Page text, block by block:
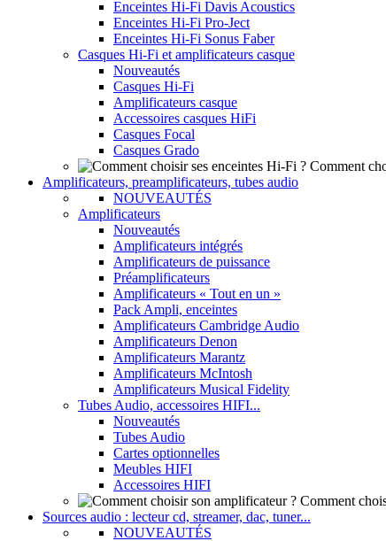
Enceintes Hi-Fi Davis Acoustics
Enceintes Hi-Fi Pro-Ject
Enceintes Hi-Fi Sonus Faber
Casques Hi-Fi et amplificateurs casque
Nouveautés
Casques Hi-Fi
Amplificateurs casque
Accessoires casques HiFi
Casques Focal
Casques Grado
Comment
Amplificateurs, preamplificateurs, tubes audio
NOUVEAUTÉS
Amplificateurs
Nouveautés
Amplificateurs intégrés
Amplificateurs de puissance
Préamplificateurs
Amplificateurs « Tout en un »
Pack Ampli, enceintes
Amplificateurs Cambridge Audio
Amplificateurs Denon
Amplificateurs Marantz
Amplificateurs McIntosh
Amplificateurs Musical Fidelity
Tubes Audio, accessoires HIFI...
Nouveautés
Tubes Audio
Cartes optionnelles
Meubles HIFI
Accessoires HIFI
Comment
Sources audio : lecteur cd, streamer, dac, tuner...
NOUVEAUTÉS